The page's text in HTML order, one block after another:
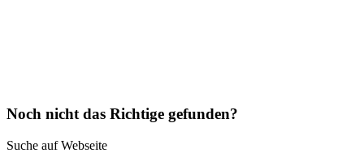
Noch nicht das Richtige gefunden?
Suche auf Webseite